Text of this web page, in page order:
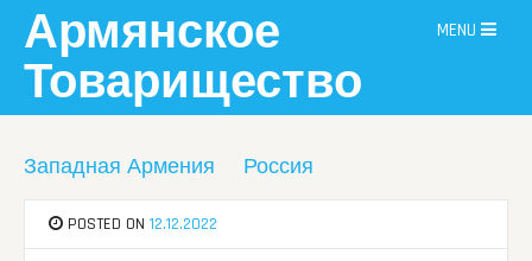
content
Армянское
Товарищество
MENU
Западная Армения Россия
POSTED ON12.12.2022